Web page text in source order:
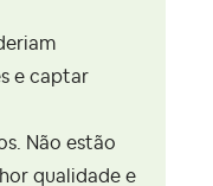
e captar
Não estão
qualidade e